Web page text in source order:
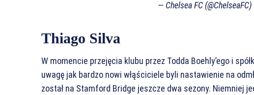
— Chelsea FC (@ChelseaFC)
Thiago Silva
W momencie przejęcia klubu przez Todda Boehly’ego i
uwagę jak bardzo nowi włąściciele byli nastawienie na
został na Stamford Bridge jeszcze dwa sezony. Niemniej